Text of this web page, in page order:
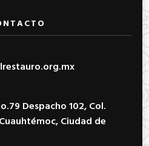
Despacho 102, Col.
Ciudad de